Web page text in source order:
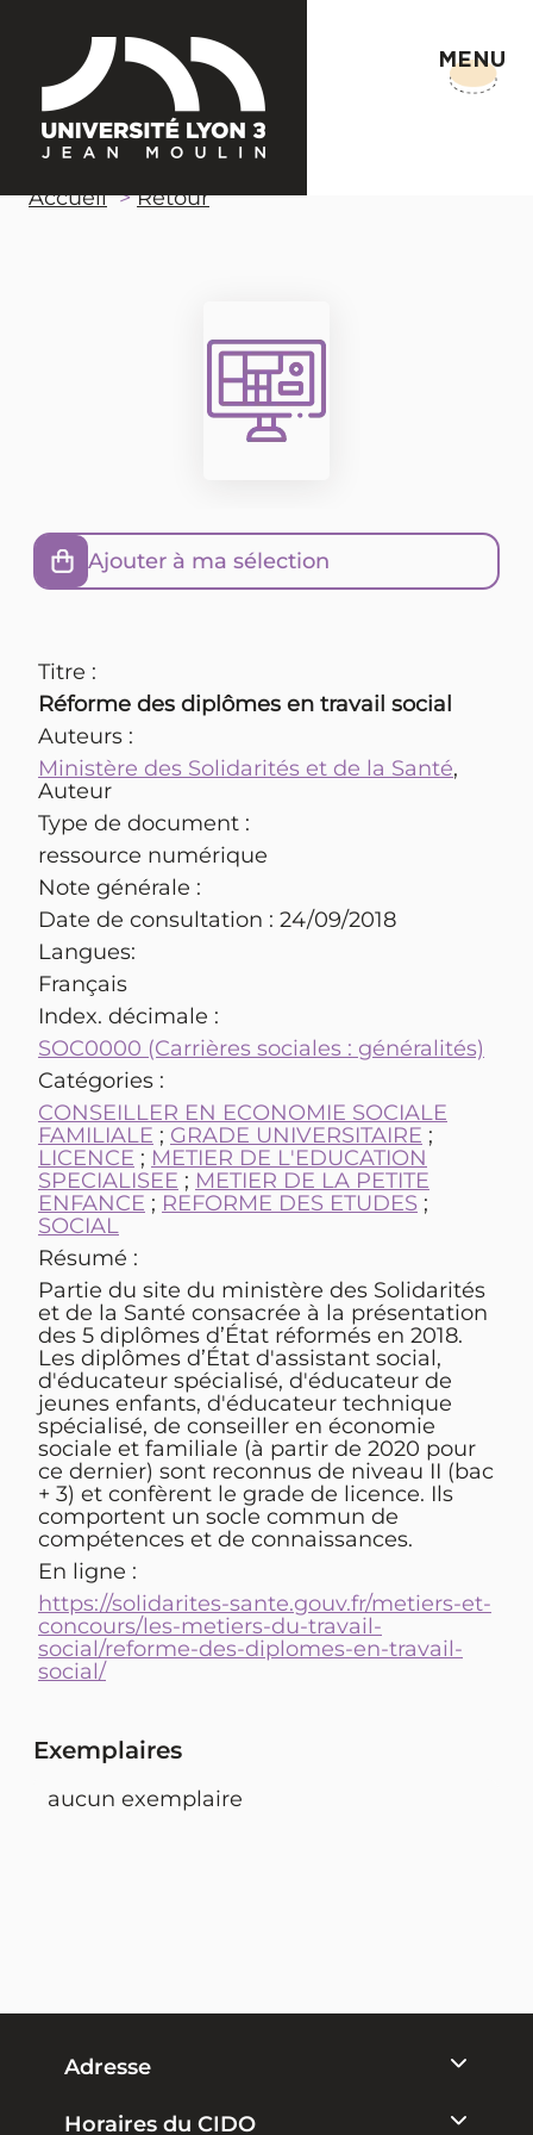
MENU
Accueil Retour
Ajouter à ma sélection
Titre :
Réforme des diplômes en travail social
Auteurs :
Ministère des Solidarités et de la Santé,
Auteur
Type de document :
ressource numérique
Note générale :
Date de consultation : 24/09/2018
Langues:
Français
Index. décimale :
SOC0000 (Carrières sociales : généralités)
Catégories :
CONSEILLER EN ECONOMIE SOCIALE
FAMILIALE ; GRADE UNIVERSITAIRE ;
LICENCE ; METIER DE L'EDUCATION
SPECIALISEE ; METIER DE LA PETITE
ENFANCE ; REFORME DES ETUDES ;
SOCIAL
Résumé :
Partie du site du ministère des Solidarités
et de la Santé consacrée à la présentation
des 5 diplômes d’État réformés en 2018.
Les diplômes d’État d'assistant social,
d'éducateur spécialisé, d'éducateur de
jeunes enfants, d'éducateur technique
spécialisé, de conseiller en économie
sociale et familiale (à partir de 2020 pour
ce dernier) sont reconnus de niveau II (bac
+ 3) et confèrent le grade de licence. Ils
comportent un socle commun de
compétences et de connaissances.
En ligne :
https://solidarites-sante.gouv.fr/metiers-et-
concours/les-metiers-du-travail-
social/reforme-des-diplomes-en-travail-
social/
Exemplaires
aucun exemplaire
Adresse
Horaires du CIDO